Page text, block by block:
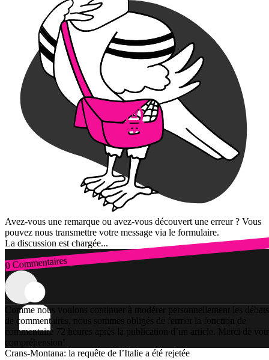
Avez-vous une remarque ou avez-vous découvert une erreur ? Vous
pouvez nous transmettre votre message via le formulaire.
La discussion est chargée...
0 Commentaires
Connexion
Comme nous voulons continuer à modérer personnellement les débats
de commentaires, nous sommes obligés de fermer la fonction de
commentaire 72 heures après la publication d’un article. Merci de
compréhension!
Crans-Montana: la requête de l’Italie a été rejetée